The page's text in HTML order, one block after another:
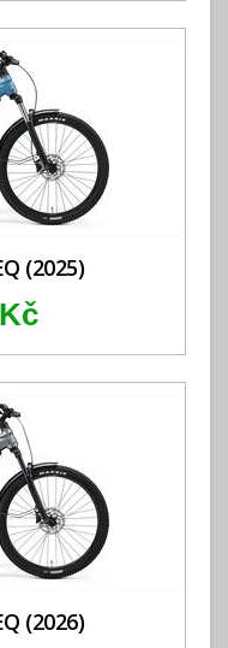
(2025)
(2026)